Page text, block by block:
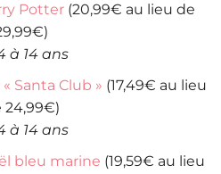
Potter(20,99€ au lieu de
à 14 ans
Santa Club » (17,49€ au lieu
24,99€)
à 14 ans
bleu marine (19,59€ au lieu